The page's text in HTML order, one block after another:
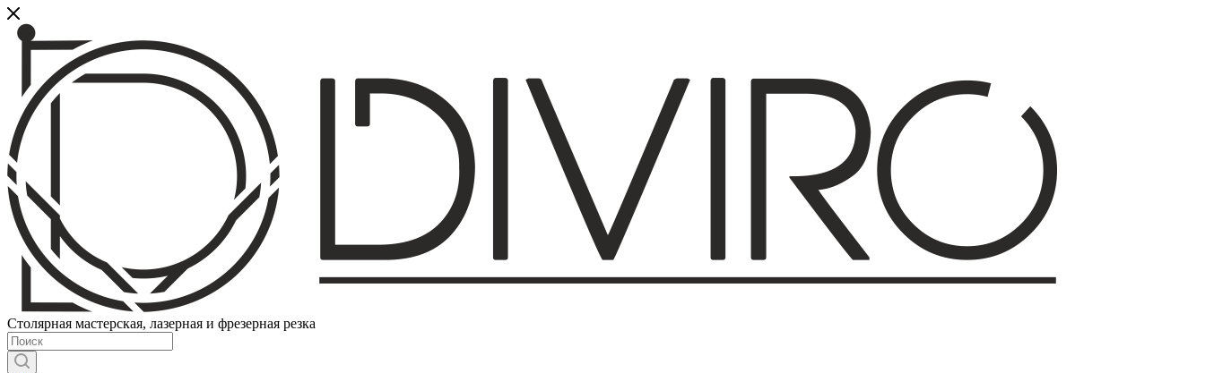
Столярная мастерская, лазерная и фрезерная резка